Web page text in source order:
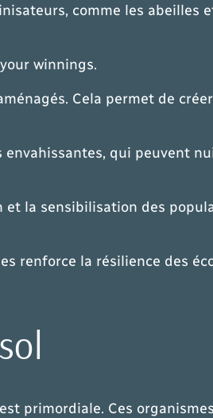
comme les
winnings.
Cela permet de
qui peuvent
la sensibilisation des
renforce la résilience des
primordiale. Ces